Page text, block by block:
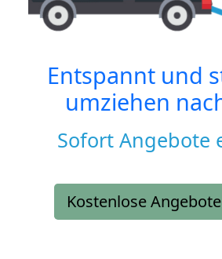
Entspannt und
umziehen
Sofort Angebote
Kostenlose